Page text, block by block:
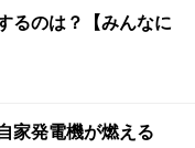
るのは？【みんなに
家発電機が燃える